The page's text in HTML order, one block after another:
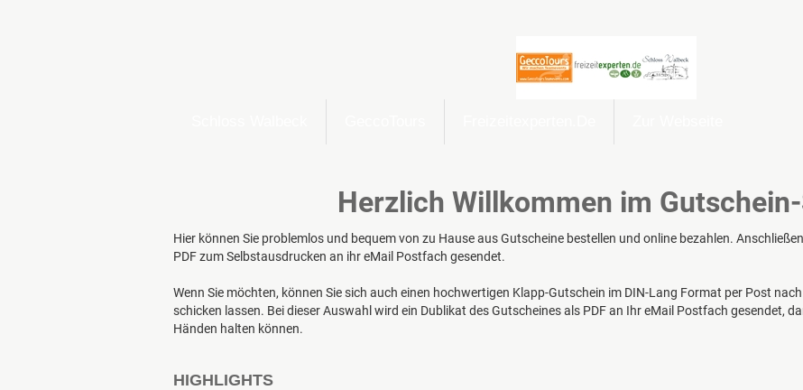
Herzlich Willkommen im
Hier können Sie problemlos und bequem von zu Hause aus Gutscheine bestellen und online bezahlen.
PDF zum Selbstausdrucken an ihr eMail Postfach gesendet.
Wenn Sie möchten, können Sie sich auch einen hochwertigen Klapp-Gutschein im DIN-Lang Format per Post
schicken lassen. Bei dieser Auswahl wird ein Dublikat des Gutscheines als PDF an Ihr eMail Postfach gesendet,
Händen halten können.
HIGHLIGHTS